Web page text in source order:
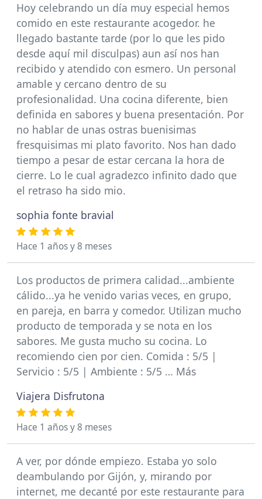
Hoy celebrando un día muy especial hemos
comido en este restaurante acogedor. he
llegado bastante tarde (por lo que les pido
desde aquí mil disculpas) aun así nos han
recibido y atendido con esmero. Un personal
amable y cercano dentro de su
profesionalidad. Una cocina diferente, bien
definida en sabores y buena presentación. Por
no hablar de unas ostras buenisimas
fresquisimas mi plato favorito. Nos han dado
tiempo a pesar de estar cercana la hora de
cierre. Lo le cual agradezco infinito dado que
el retraso ha sido mio.
sophia fonte bravial
Hace 1 años y 8 meses
Los productos de primera calidad...ambiente
cálido...ya he venido varias veces, en grupo,
en pareja, en barra y comedor. Utilizan mucho
producto de temporada y se nota en los
sabores. Me gusta mucho su cocina. Lo
recomiendo cien por cien. Comida : 5/5 |
Servicio : 5/5 | Ambiente : 5/5 … Más
Viajera Disfrutona
Hace 1 años y 8 meses
A ver, por dónde empiezo. Estaba yo solo
deambulando por Gijón, y, mirando por
internet, me decanté por este restaurante para